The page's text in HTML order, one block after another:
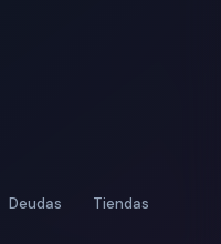
Deudas Tiendas